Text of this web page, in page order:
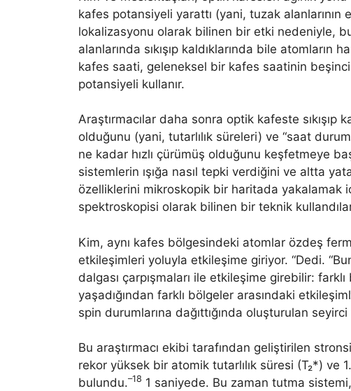
kafes potansiyeli yarattı (yani, tuzak alanlarının
lokalizasyonu olarak bilinen bir etki nedeniyle,
alanlarında sıkışıp kaldıklarında bile atomların
kafes saati, geleneksel bir kafes saatinin
potansiyeli kullanır.
Araştırmacılar daha sonra optik kafeste sıkışıp
olduğunu (yani, tutarlılık süreleri) ve “saat
ne kadar hızlı çürümüş olduğunu keşfetmeye
sistemlerin ışığa nasıl tepki verdiğini ve altta
özelliklerini mikroskopik bir haritada yakalamak
spektroskopisi olarak bilinen bir teknik
Kim, aynı kafes bölgesindeki atomlar özdeş
etkileşimleri yoluyla etkileşime giriyor. “Dedi.
dalgası çarpışmaları ile etkileşime girebilir:
yaşadığından farklı bölgeler arasındaki
spin durumlarına dağıttığında oluşturulan
Bu araştırmacı ekibi tarafından geliştirilen
rekor yüksek bir atomik tutarlılık süresi (T₂*)
bulundu.–18 1 saniyede. Bu zaman tutma